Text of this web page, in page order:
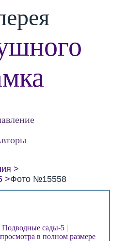
Фото №15558
в полном размере